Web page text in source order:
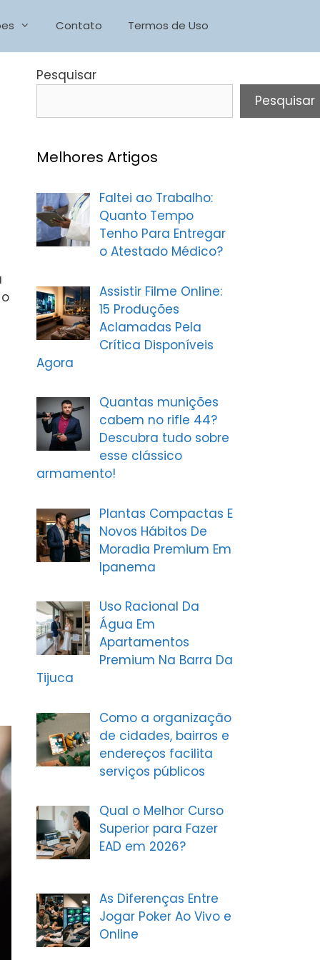
Contato Termos de Uso
Pesquisar
Pesquisar
Melhores Artigos
Faltei ao Trabalho:
Quanto Tempo
Tenho Para Entregar
o Atestado Médico?
Assistir Filme Online:
15 Produções
Aclamadas Pela
Crítica Disponíveis
Agora
Quantas munições
cabem no rifle 44?
Descubra tudo sobre
esse clássico
armamento!
Plantas Compactas E
Novos Hábitos De
Moradia Premium Em
Ipanema
Uso Racional Da
Água Em
Apartamentos
Premium Na Barra Da
Tijuca
Como a organização
de cidades, bairros e
endereços facilita
serviços públicos
Qual o Melhor Curso
Superior para Fazer
EAD em 2026?
As Diferenças Entre
Jogar Poker Ao Vivo e
Online